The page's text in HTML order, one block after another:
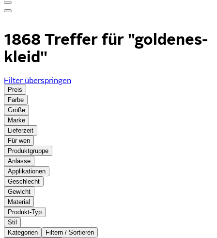
1868 Treffer für "goldenes-
kleid"
Filter überspringen
Preis
Farbe
Größe
Marke
Lieferzeit
Für wen
Produktgruppe
Anlässe
Applikationen
Geschlecht
Gewicht
Material
Produkt-Typ
Stil
Kategorien
Filtern / Sortieren